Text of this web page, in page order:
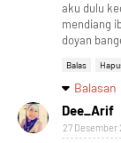
aku dulu
mendiang
doyan
Balas
Balasan
Dee_Arif
27 Desember